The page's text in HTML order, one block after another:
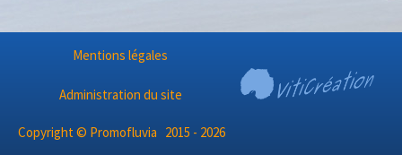
Mentions légales
Administration du site
Copyright © Promofluvia 2015 - 2026